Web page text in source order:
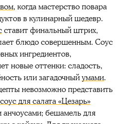
, когда мастерство повара
в кулинарный шедевр.
ставит финальный штрих,
блюдо совершенным. Соус
ингредиентов,
новые оттенки: сладость,
или загадочныйумами.
невозможно представить
соус для салата «Цезарь»
бешамель для